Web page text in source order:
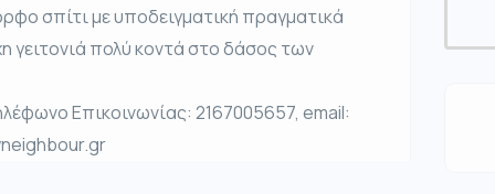
σπίτι με υποδειγματική πραγματικά
γειτονιά πολύ κοντά στο δάσος των
Επικοινωνίας: 2167005657, email: